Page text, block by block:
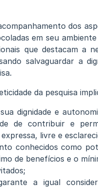
dos
em seu
que destacam a
salvaguardar a
da pesquisa
dignidade e
de contribuir e
livre e
conhecidos como
de benefícios e o
a igual